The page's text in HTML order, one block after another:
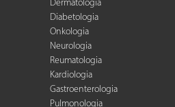
Dermatologia
Diabetologia
Onkologia
Neurologia
Reumatologia
Kardiologia
Gastroenterologia
Pulmonologia